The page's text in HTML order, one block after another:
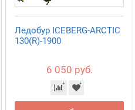
Ледобур ICEBERG-ARCTIC
130(R)-1900
6 050 руб.